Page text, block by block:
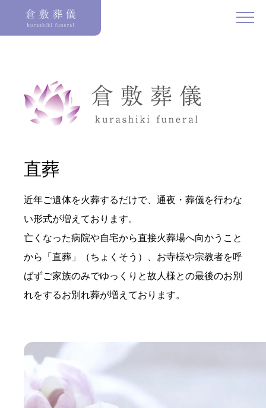
直葬
近年ご遺体を火葬するだけで、通夜・葬儀を行わな
い形式が増えております。
亡くなった病院や自宅から直接火葬場へ向かうこと
から「直葬」（ちょくそう）、お寺様や宗教者を呼
ばずご家族のみでゆっくりと故人様との最後のお別
れをするお別れ葬が増えております。